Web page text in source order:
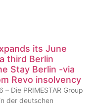
its June
third Berlin
Stay Berlin -via
Revo insolvency
– Die PRIMESTAR Group
der deutschen